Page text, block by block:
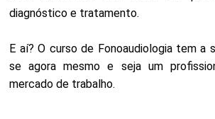
diagnóstico e tratamento.
E aí? O curso de Fonoaudiologia tem a
se agora mesmo e seja um
mercado de trabalho.